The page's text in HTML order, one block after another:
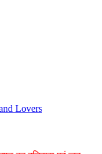
Lovers